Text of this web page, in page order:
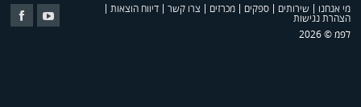
מי אנחנו שירותים ספקים מכרזים צרו קשר דיווח הוצאות
הצהרת נגישות
לפמ © 2026
Follow
Us
Follow
Us